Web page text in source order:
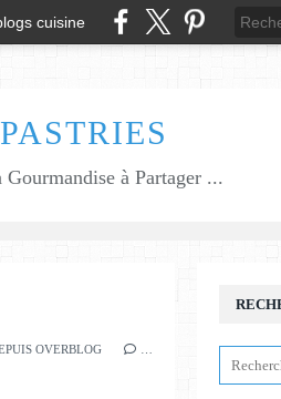
cuisine
à Partager ...
OVERBLOG